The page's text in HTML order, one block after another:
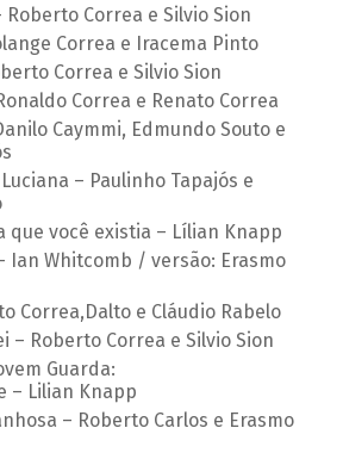
Roberto Correa e Silvio Sion
Correa e Iracema Pinto
Correa e Silvio Sion
Correa e Renato Correa
Caymmi, Edmundo Souto e
– Paulinho Tapajós e
que você existia – Lílian Knapp
Ian Whitcomb / versão: Erasmo
Correa,Dalto e Cláudio Rabelo
– Roberto Correa e Silvio Sion
Guarda:
– Lilian Knapp
– Roberto Carlos e Erasmo